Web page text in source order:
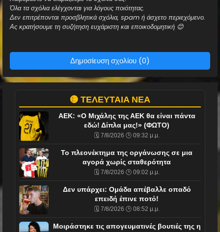
Όλα τα σχόλια ελέγχονται για λόγους ποιότητας.
Δεν επιτρέπονται προσβλητικά σχόλια, spam ή άσχετο περιεχόμενο.
Ας κρατήσουμε τη συζήτηση ευχάριστη και εποικοδομητική 😊
Δημοσίευση σχολίου (0)
🟡 ΤΕΛΕΥΤΑΙΑ ΝΕΑ
ΑΕΚ: «Ο Μιχάλης της ΑΕΚ θα είναι πάντα
εδώ! Δίπλα μας!» (ΦΩΤΟ)
🗓️ 7/8/2026 🕒 09:32 μ.μ.
Το πλεονέκτημα της οργάνωσης σε μια
αγορά χωρίς σταθερότητα
🗓️ 7/8/2026 🕒 09:02 μ.μ.
Δεν υπάρχει: Ομάδα απέβαλλε οπαδό
επειδή έπινε ποτό!
🗓️ 7/8/2026 🕒 08:52 μ.μ.
Mοιράστηκε τις απογευματινές βουτιές της η